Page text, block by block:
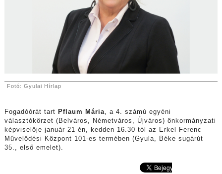
Fotó: Gyulai Hírlap
Fogadóórát tart Pflaum Mária, a 4. számú egyéni
választókörzet (Belváros, Németváros, Újváros) önkormányzati
képviselője január 21-én, kedden 16.30-tól az Erkel Ferenc
Művelődési Központ 101-es termében (Gyula, Béke sugárút
35., első emelet).